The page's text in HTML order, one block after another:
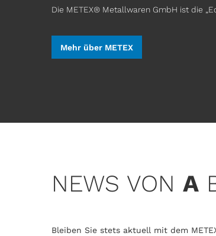
Die METEX® Metallwaren GmbH ist die
Mehr über METEX
NEWS VON A
Bleiben Sie stets aktuell mit dem